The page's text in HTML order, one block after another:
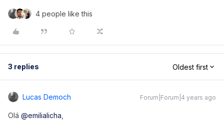
4 people like this
3 replies Oldest first
Lucas Democh Forum|Forum|4 years ago
Olá @emilialicha